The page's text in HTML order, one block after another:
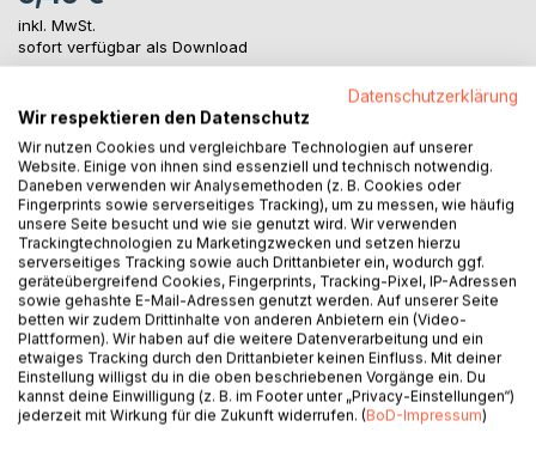
inkl. MwSt.
sofort verfügbar als Download
IN DEN WARENKORB
Auf die Merkliste
Titel bewerten
BESCHREIBUNG
Datenschutzerklärung
Wir respektieren den Datenschutz
Wir nutzen Cookies und vergleichbare Technologien auf unserer
Website. Einige von ihnen sind essenziell und technisch notwendig.
Daneben verwenden wir Analysemethoden (z. B. Cookies oder
Fingerprints sowie serverseitiges Tracking), um zu messen, wie häufig
unsere Seite besucht und wie sie genutzt wird. Wir verwenden
Trackingtechnologien zu Marketingzwecken und setzen hierzu
serverseitiges Tracking sowie auch Drittanbieter ein, wodurch ggf.
geräteübergreifend Cookies, Fingerprints, Tracking-Pixel, IP-Adressen
sowie gehashte E-Mail-Adressen genutzt werden. Auf unserer Seite
betten wir zudem Drittinhalte von anderen Anbietern ein (Video-
Plattformen). Wir haben auf die weitere Datenverarbeitung und ein
etwaiges Tracking durch den Drittanbieter keinen Einfluss. Mit deiner
Einstellung willigst du in die oben beschriebenen Vorgänge ein. Du
kannst deine Einwilligung (z. B. im Footer unter „Privacy-Einstellungen“)
jederzeit mit Wirkung für die Zukunft widerrufen. (BoD-Impressum)